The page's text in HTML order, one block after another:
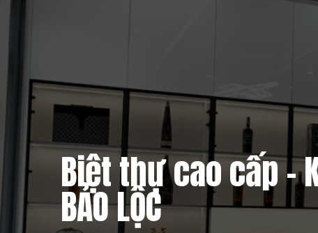
Biệt thự cao cấp -
BẢO LỘC